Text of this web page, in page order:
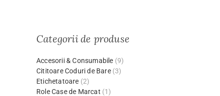
Categorii de produse
Accesorii & Consumabile (9)
Cititoare Coduri de Bare (3)
Etichetatoare (2)
Role Case de Marcat (1)